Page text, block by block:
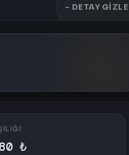
- DETAY GIZLE
₺